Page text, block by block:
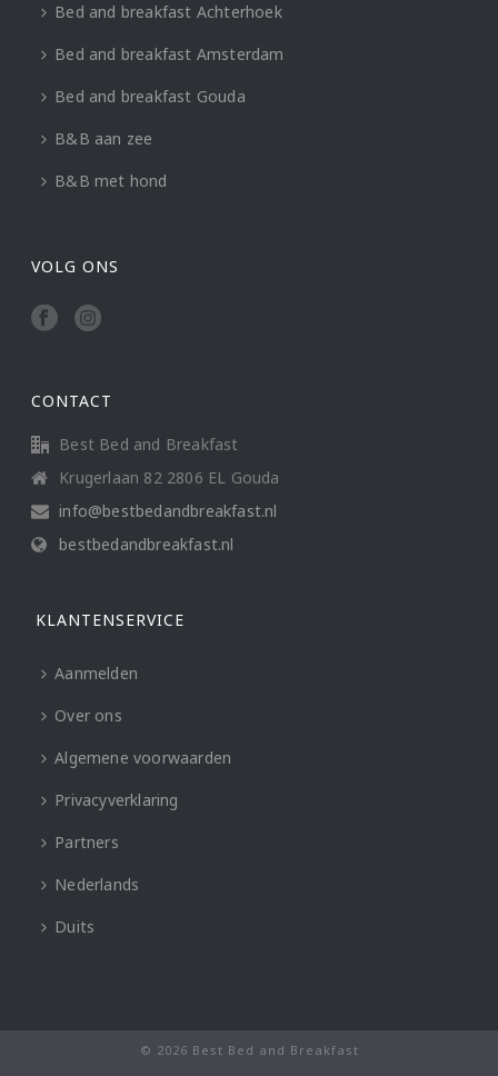
Bed and breakfast Achterhoek
Bed and breakfast Amsterdam
Bed and breakfast Gouda
B&B aan zee
B&B met hond
VOLG ONS
CONTACT
Best Bed and Breakfast
Krugerlaan 82 2806 EL Gouda
info@bestbedandbreakfast.nl
bestbedandbreakfast.nl
KLANTENSERVICE
Aanmelden
Over ons
Algemene voorwaarden
Privacyverklaring
Partners
Nederlands
Duits
© 2026 Best Bed and Breakfast